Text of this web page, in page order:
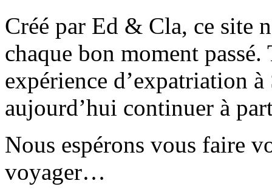
Créé par Ed & Cla, ce site
chaque bon moment
expérience d’expatriation
aujourd’hui continuer à
Nous espérons vous faire
voyager…